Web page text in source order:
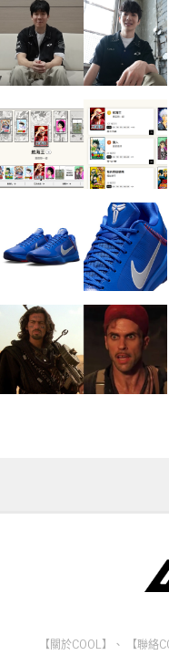
【關於COOL】 、 【聯絡